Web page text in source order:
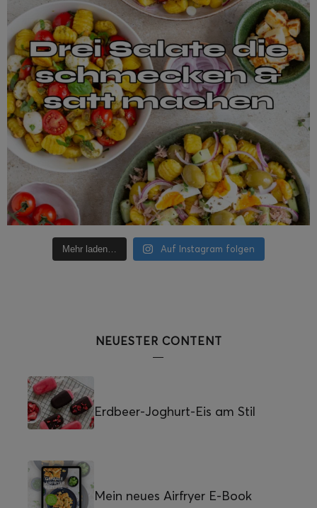
Mehr laden… Auf Instagram folgen
NEUESTER CONTENT
Erdbeer-Joghurt-Eis am Stil
Mein neues Airfryer E-Book